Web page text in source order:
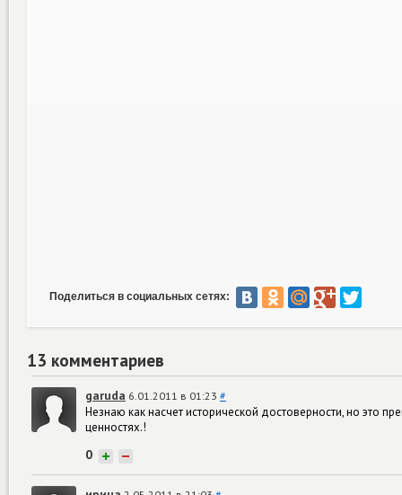
Поделиться в социальных сетях:
13 комментариев
garuda 6.01.2011 в 01:23 #
Незнаю как насчет исторической достоверности, но это
ценностях.!
0 + −